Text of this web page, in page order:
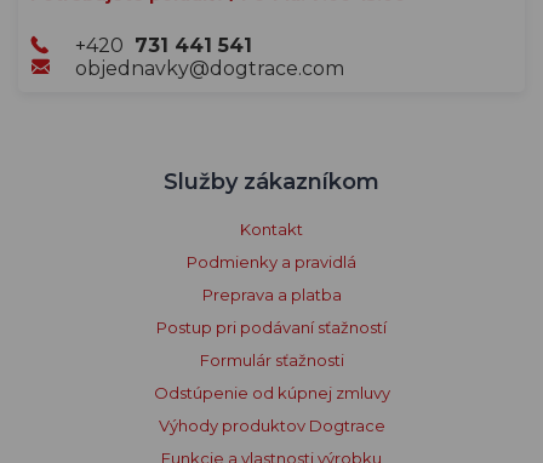
+420 731 441 541
objednavky@dogtrace.com
Služby zákazníkom
Kontakt
Podmienky a pravidlá
Preprava a platba
Postup pri podávaní sťažností
Formulár sťažnosti
Odstúpenie od kúpnej zmluvy
Výhody produktov Dogtrace
Funkcie a vlastnosti výrobku